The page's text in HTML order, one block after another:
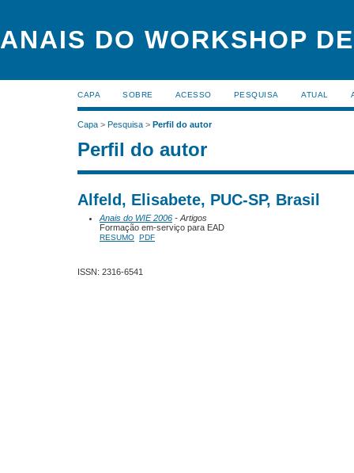
ANAIS DO WORKSHOP
CAPA SOBRE ACESSO PESQUISA ATUAL
Capa > Pesquisa > Perfil do autor
Perfil do autor
Alfeld, Elisabete, PUC-SP, Brasil
Anais do WIE 2006 - Artigos
Formação em-serviço para EAD
RESUMO PDF
ISSN: 2316-6541